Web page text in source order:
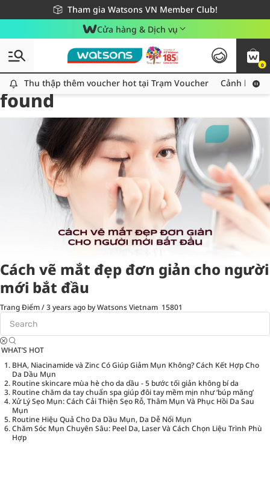
Tham gia Watsons VN Member Club!
Miễn phí giao hàng cho đơn hàng từ 249,000Đ
Giao hàng nhanh 24h - Áp dụng khu vực TP. Hồ Chí Minh
Cửa hàng & Dịch vụ
0
Thu thập thêm voucher hot tại Trạm Voucher
Thu thập thêm voucher hot tại Trạm Voucher Cảnh báo
Tag:kematdep1 item(s)
found
Cách vẽ mắt đẹp đơn giản cho người
mới bắt đầu
Trang Điểm/3 years ago by Watsons Vietnam 15801
WHAT’S HOT
BHA, Niacinamide và Zinc Có Giúp Giảm Mụn Không? Cách Kết Hợp Cho
Da Dầu Mụn
Routine skincare mùa hè cho da dầu - 5 bước tối giản không bí da
Routine chăm da tay chuẩn spa giúp đôi tay mềm mịn như ‘búp măng’
Xử Lý Sẹo Mụn: Cách Cải Thiện Sẹo Rỗ, Thâm Mụn Và Phục Hồi Da Sau
Mụn
Routine Hiệu Quả Cho Da Dầu Mụn, Da Dễ Nổi Mụn
Chăm Sóc Mụn Chuyên Sâu: Peel Da, Laser Và Cách Chọn Liệu Trình Phù
Hợp